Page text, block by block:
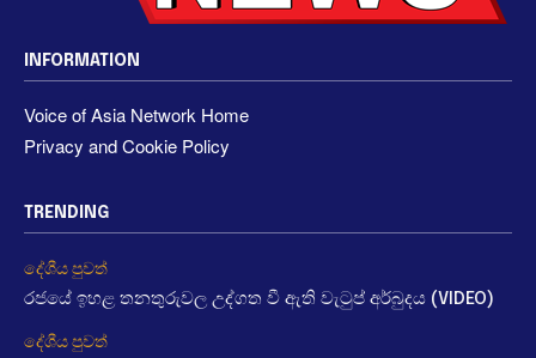
INFORMATION
Voice of Asia Network Home
Privacy and Cookie Policy
TRENDING
දේශීය පුවත්
රජයේ ඉහළ තනතුරුවල උද්ගත වී ඇති වැටුප් අර්බුදය (VIDEO)
දේශීය පුවත්